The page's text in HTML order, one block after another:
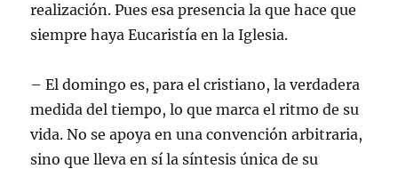
realización. Pues esa presencia la que hace que
siempre haya Eucaristía en la Iglesia.
– El domingo es, para el cristiano, la verdadera
medida del tiempo, lo que marca el ritmo de su
vida. No se apoya en una convención arbitraria,
sino que lleva en sí la síntesis única de su